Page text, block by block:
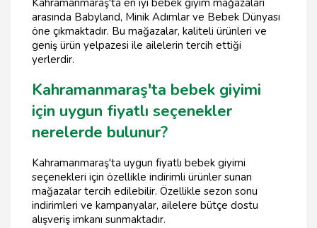
arasında Babyland, Minik Adımlar ve Bebek Dünyası
öne çıkmaktadır. Bu mağazalar, kaliteli ürünleri ve
geniş ürün yelpazesi ile ailelerin tercih ettiği
yerlerdir.
Kahramanmaraş'ta bebek giyimi
için uygun fiyatlı seçenekler
nerelerde bulunur?
Kahramanmaraş'ta uygun fiyatlı bebek giyimi
seçenekleri için özellikle indirimli ürünler sunan
mağazalar tercih edilebilir. Özellikle sezon sonu
indirimleri ve kampanyalar, ailelere bütçe dostu
alışveriş imkanı sunmaktadır.